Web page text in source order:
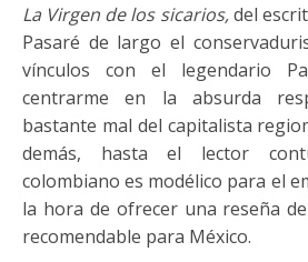
La Virgen de los sicarios,del
Pasaré de largo el
vínculos con el legendario
centrarme en la absurda
bastante mal del capitalista
demás, hasta el lector
colombiano es modélico para el
la hora de ofrecer una reseña
recomendable para México.